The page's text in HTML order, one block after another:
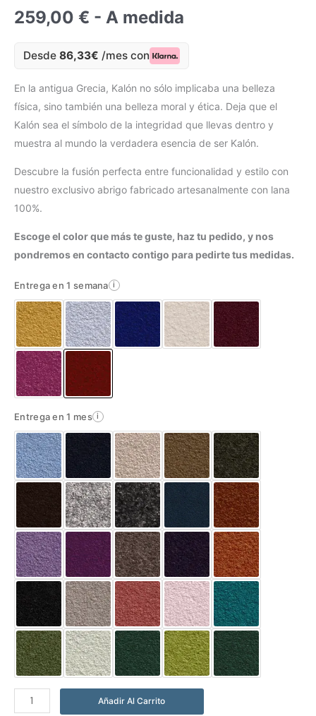
259,00 € - A medida
Desde 86,33€ /mes con
En la antigua Grecia, Kalón no sólo implicaba una belleza
física, sino también una belleza moral y ética. Deja que el
Kalón sea el símbolo de la integridad que llevas dentro y
muestra al mundo la verdadera esencia de ser Kalón.
Descubre la fusión perfecta entre funcionalidad y estilo con
nuestro exclusivo abrigo fabricado artesanalmente con lana
100%.
Escoge el color que más te guste, haz tu pedido, y nos
pondremos en contacto contigo para pedirte tus medidas.
Entrega en 1 semana i
Entrega en 1 mes i
Abrigo
Añadir Al Carrito